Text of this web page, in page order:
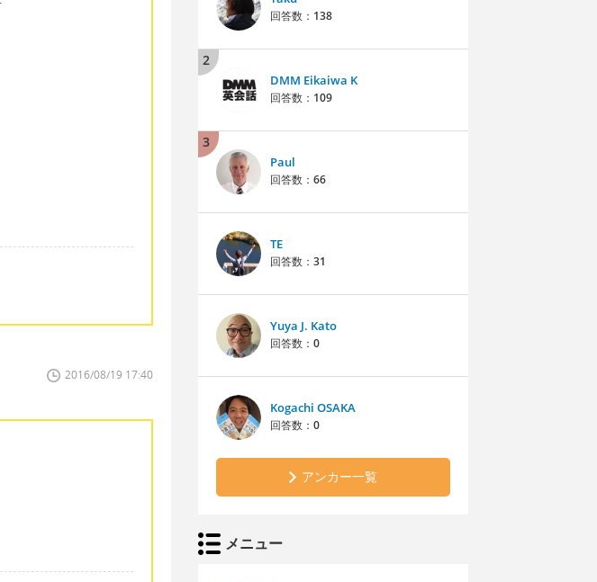
2016/08/19 17:40
回答数： 138
2
DMM Eikaiwa K
回答数： 109
3
Paul
回答数： 66
TE
回答数： 31
Yuya J. Kato
回答数： 0
Kogachi OSAKA
回答数： 0
アンカー一覧
メニュー